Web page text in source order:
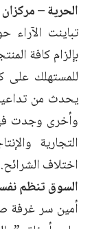
الحرية –
تباينت الآراء
بإلزام كافة
للمستهلك على
يحدث من
وأخرى وجدت
التجارية
اختلاف الشرائح.
السوق تنظم
أمين سر غرفة